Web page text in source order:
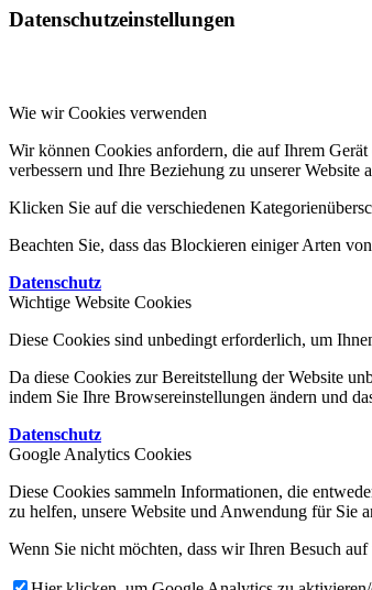
Datenschutzeinstellungen
Wie wir Cookies verwenden
Wir können Cookies anfordern, die auf Ihrem
verbessern und Ihre Beziehung zu unserer Website
Klicken Sie auf die verschiedenen
Beachten Sie, dass das Blockieren einiger Arten
Datenschutz
Wichtige Website Cookies
Diese Cookies sind unbedingt erforderlich, um
Da diese Cookies zur Bereitstellung der Website
indem Sie Ihre Browsereinstellungen ändern und
Datenschutz
Google Analytics Cookies
Diese Cookies sammeln Informationen, die
zu helfen, unsere Website und Anwendung für Sie
Wenn Sie nicht möchten, dass wir Ihren Besuch